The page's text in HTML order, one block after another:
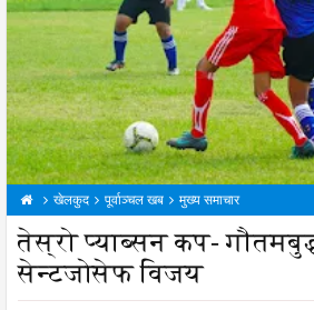
खेलकुद पूर्वाञ्चल खब मुख्य समाचार
तेस्रो प्याब्सन कप-
सेन्टजोसेफ विजय